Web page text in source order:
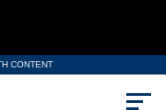
CONTENT